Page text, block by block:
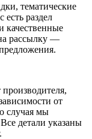
тематические
раздел
качественные
рассылку —
от
случая мы
детали указаны